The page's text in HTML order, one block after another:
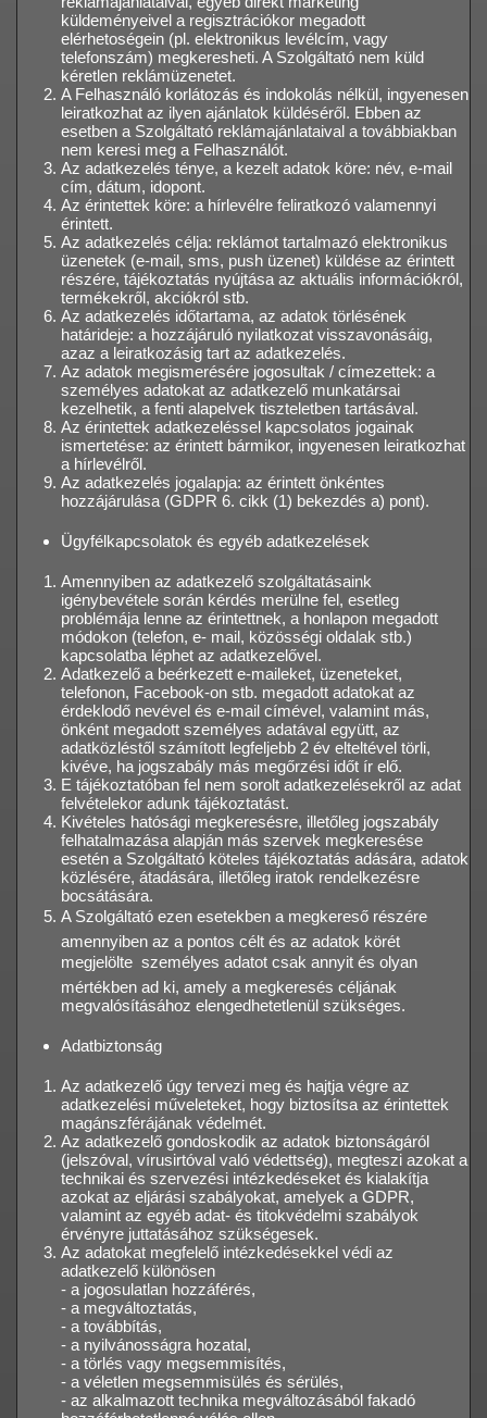
küldeményeivel a regisztrációkor megadott
elérhetoségein (pl. elektronikus levélcím, vagy
telefonszám) megkeresheti. A Szolgáltató nem küld
kéretlen reklámüzenetet.
A Felhasználó korlátozás és indokolás nélkül, ingyenesen
leiratkozhat az ilyen ajánlatok küldéséről. Ebben az
esetben a Szolgáltató reklámajánlataival a továbbiakban
nem keresi meg a Felhasználót.
Az adatkezelés ténye, a kezelt adatok köre: név, e-mail
cím, dátum, idopont.
Az érintettek köre: a hírlevélre feliratkozó valamennyi
érintett.
Az adatkezelés célja: reklámot tartalmazó elektronikus
üzenetek (e-mail, sms, push üzenet) küldése az érintett
részére, tájékoztatás nyújtása az aktuális információkról,
termékekről, akciókról stb.
Az adatkezelés időtartama, az adatok törlésének
határideje: a hozzájáruló nyilatkozat visszavonásáig,
azaz a leiratkozásig tart az adatkezelés.
Az adatok megismerésére jogosultak / címezettek: a
személyes adatokat az adatkezelő munkatársai
kezelhetik, a fenti alapelvek tiszteletben tartásával.
Az érintettek adatkezeléssel kapcsolatos jogainak
ismertetése: az érintett bármikor, ingyenesen leiratkozhat
a hírlevélről.
Az adatkezelés jogalapja: az érintett önkéntes
hozzájárulása (GDPR 6. cikk (1) bekezdés a) pont).
Ügyfélkapcsolatok és egyéb adatkezelések
Amennyiben az adatkezelő szolgáltatásaink
igénybevétele során kérdés merülne fel, esetleg
problémája lenne az érintettnek, a honlapon megadott
módokon (telefon, e- mail, közösségi oldalak stb.)
kapcsolatba léphet az adatkezelővel.
Adatkezelő a beérkezett e-maileket, üzeneteket,
telefonon, Facebook-on stb. megadott adatokat az
érdeklodő nevével és e-mail címével, valamint más,
önként megadott személyes adatával együtt, az
adatközléstől számított legfeljebb 2 év elteltével törli,
kivéve, ha jogszabály más megőrzési időt ír elő.
E tájékoztatóban fel nem sorolt adatkezelésekről az adat
felvételekor adunk tájékoztatást.
Kivételes hatósági megkeresésre, illetőleg jogszabály
felhatalmazása alapján más szervek megkeresése
esetén a Szolgáltató köteles tájékoztatás adására, adatok
közlésére, átadására, illetőleg iratok rendelkezésre
bocsátására.
A Szolgáltató ezen esetekben a megkereső részére 
amennyiben az a pontos célt és az adatok körét
megjelölte  személyes adatot csak annyit és olyan
mértékben ad ki, amely a megkeresés céljának
megvalósításához elengedhetetlenül szükséges.
Adatbiztonság
Az adatkezelő úgy tervezi meg és hajtja végre az
adatkezelési műveleteket, hogy biztosítsa az érintettek
magánszférájának védelmét.
Az adatkezelő gondoskodik az adatok biztonságáról
(jelszóval, vírusirtóval való védettség), megteszi azokat a
technikai és szervezési intézkedéseket és kialakítja
azokat az eljárási szabályokat, amelyek a GDPR,
valamint az egyéb adat- és titokvédelmi szabályok
érvényre juttatásához szükségesek.
Az adatokat megfelelő intézkedésekkel védi az
adatkezelő különösen
- a jogosulatlan hozzáférés,
- a megváltoztatás,
- a továbbítás,
- a nyilvánosságra hozatal,
- a törlés vagy megsemmisítés,
- a véletlen megsemmisülés és sérülés,
- az alkalmazott technika megváltozásából fakadó